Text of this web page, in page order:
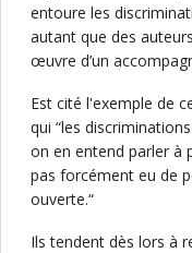
entoure les
autant que des
œuvre d’un
Est cité l'exemple de
qui “les
on en entend parler à
pas forcément eu de
ouverte.“
Ils tendent dès lors à